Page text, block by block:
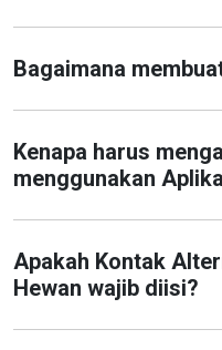
Bagaimana
Kenapa harus
menggunakan
Apakah Kontak
Hewan wajib diisi?